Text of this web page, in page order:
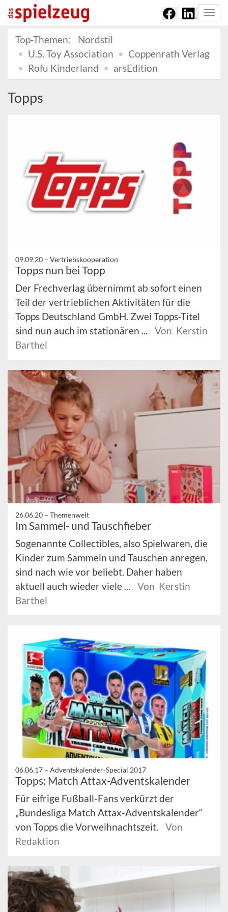
Top-Themen:
Nordstil
U.S. Toy Association
Coppenrath Verlag
Rofu Kinderland
arsEdition
Topps
09.09.20 – Vertriebskooperation
Topps nun bei Topp
Der Frechverlag übernimmt ab sofort einen
Teil der vertrieblichen Aktivitäten für die
Topps Deutschland GmbH. Zwei Topps-Titel
sind nun auch im stationären ...
Von Kerstin
Barthel
26.06.20 – Themenwelt
Im Sammel- und Tauschfieber
Sogenannte Collectibles, also Spielwaren, die
Kinder zum Sammeln und Tauschen anregen,
sind nach wie vor beliebt. Daher haben
aktuell auch wieder viele ...
Von Kerstin
Barthel
06.06.17 – Adventskalender-Special 2017
Topps: Match Attax-Adventskalender
Für eifrige Fußball-Fans verkürzt der
„Bundesliga Match Attax-Adventskalender“
von Topps die Vorweihnachtszeit.
Von
Redaktion